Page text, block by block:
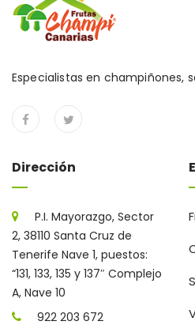
Especialistas en champiñones,
Dirección
P.I. Mayorazgo, Sector
2, 38110 Santa Cruz de
Tenerife Nave 1, puestos:
“131, 133, 135 y 137″ Complejo
A, Nave 10
922 203 672